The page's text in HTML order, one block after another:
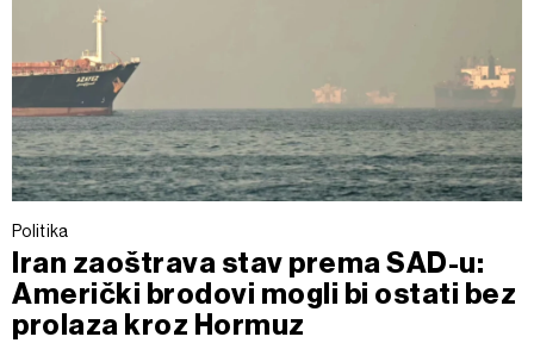
Politika
Iran zaoštrava stav prema SAD-u:
Američki brodovi mogli bi ostati bez
prolaza kroz Hormuz